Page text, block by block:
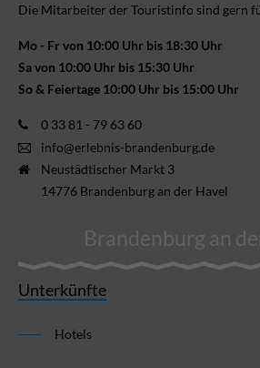
Die Mitarbeiter der Touristinfo sind gern
Mo - Fr von 10:00 Uhr bis 18:30 Uhr
Sa von 10:00 Uhr bis 15:30 Uhr
So & Feiertage 10:00 Uhr bis 15:00 Uhr
0 33 81 - 79 63 60
info@erlebnis-brandenburg.de
Neustädtischer Markt 3
14776 Brandenburg an der Havel
Brandenburg an
Unterkünfte
Hotels